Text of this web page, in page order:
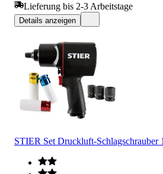
Lieferung bis 2-3 Arbeitstage
Details anzeigen
STIER Set Druckluft-